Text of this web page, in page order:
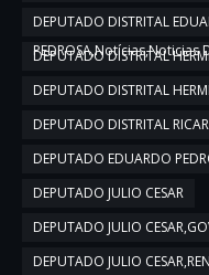
DEPUTADO DISTRITAL
PEDROSA,Notícias,Noticias
DEPUTADO DISTRITAL
DEPUTADO DISTRITAL
DEPUTADO DISTRITAL
DEPUTADO EDUARDO
DEPUTADO JULIO CESAR
DEPUTADO JULIO
DEPUTADO JULIO